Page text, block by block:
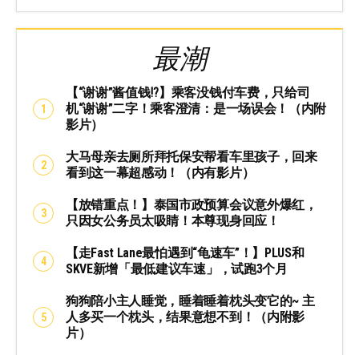
最潮
【“谢谢”酱值钱⁉️】乘客没钱付车费，只给司
机“谢谢”二字！乘客澄清：是一场误会！（内附
影片）
大马母亲去厕所拜托保安帮看车里孩子，回来
看到这一幕超感动！（内有影片）
【放错重点！】泰国市政预算会议意外爆红，
只因女公务员太吸睛！本尊现身回应！
【走Fast Lane最怕遇到“龟速车”！】PLUS和
SKVE新增「最低建议车速」，试跑3个月
狗狗陪小主人睡觉，睡着睡着枕头变它的~ 主
人多买一个枕头，结果意想不到！（内附影
片）